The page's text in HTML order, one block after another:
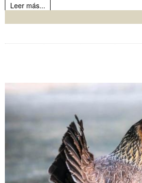
Leer más...